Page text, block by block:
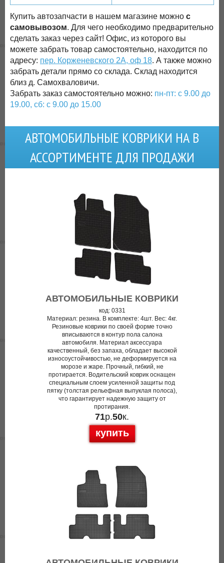
Купить автозапчасти в нашем магазине можно с
самовывозом. Для чего необходимо предварительно
сделать заказ через сайт! Офис, из которого вы
можете забрать товар самостоятельно, находится по
адресу: пер. Корженевского 2А, оф 18. А также можно
забрать детали прямо со склада. Склад находится
близ д. Самохваловичи.
Забрать заказ самостоятельно можно: пн-пт: с 9.00 до
19.00, сб: с 9.00 до 15.00
АВТОМОБИЛЬНЫЕ КОВРИКИ НА В
АССОРТИМЕНТЕ ДЛЯ ПРОДАЖИ
АВТОМОБИЛЬНЫЕ КОВРИКИ
код: 0331
Материал: резина. В комплекте: 4шт. Вес: 4кг.
Резиновые коврики по своей форме точно
вписываются в контур пола салона
автомобиля. Материал аксессуара
качественный, без запаха, обладает высокой
износоустойчивостью, не деформируется на
морозе и жаре. Прочный, гибкий, не
протирается. Водительский коврик оснащен
специальным слоем усиленной защиты под
пятку (толстая рельефная выпуклая полоса),
что гарантирует надежную защиту от
протирания.
71р.50к.
купить